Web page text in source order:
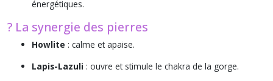
énergétiques.
? La synergie des pierres
Howlite : calme et apaise.
Lapis-Lazuli : ouvre et stimule le chakra de la gorge.